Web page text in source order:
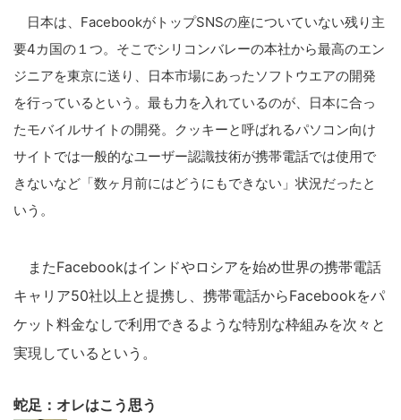
日本は、FacebookがトップSNSの座についていない残り主
要4カ国の１つ。そこでシリコンバレーの本社から最高のエン
ジニアを東京に送り、日本市場にあったソフトウエアの開発
を行っているという。最も力を入れているのが、日本に合っ
たモバイルサイトの開発。クッキーと呼ばれるパソコン向け
サイトでは一般的なユーザー認識技術が携帯電話では使用で
きないなど「数ヶ月前にはどうにもできない」状況だったと
いう。
またFacebookはインドやロシアを始め世界の携帯電話
キャリア50社以上と提携し、携帯電話からFacebookをパ
ケット料金なしで利用できるような特別な枠組みを次々と
実現しているという。
蛇足：オレはこう思う